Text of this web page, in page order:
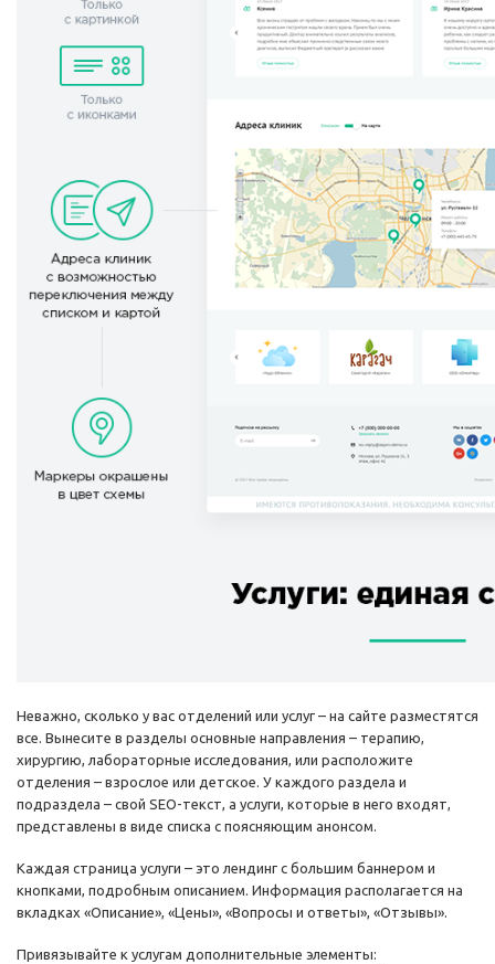
Неважно, сколько у вас отделений или услуг – на сайте разместятся
все. Вынесите в разделы основные направления – терапию,
хирургию, лабораторные исследования, или расположите
отделения – взрослое или детское. У каждого раздела и
подраздела – свой SEO-текст, а услуги, которые в него входят,
представлены в виде списка с поясняющим анонсом.
Каждая страница услуги – это лендинг с большим баннером и
кнопками, подробным описанием. Информация располагается на
вкладках «Описание», «Цены», «Вопросы и ответы», «Отзывы».
Привязывайте к услугам дополнительные элементы: